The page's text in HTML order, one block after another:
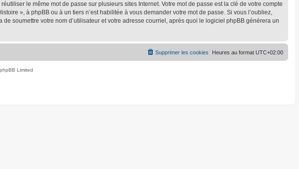
le même mot de passe sur plusieurs sites Internet. Votre mot de passe est la clé de votre compte
», à phpBB ou à un tiers n’est habilitée à vous demander votre mot de passe. Si vous l’oubliez,
soumettre votre nom d’utilisateur et votre adresse courriel, après quoi le logiciel phpBB générera un
Heures au format UTC+02:00
Supprimer les cookies
Limited